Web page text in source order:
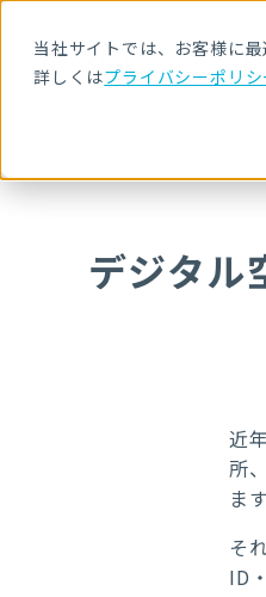
当社サイトでは、お客様に
詳しくはプライバシーポリシ
デジタル
近
所
ます
そ
ID